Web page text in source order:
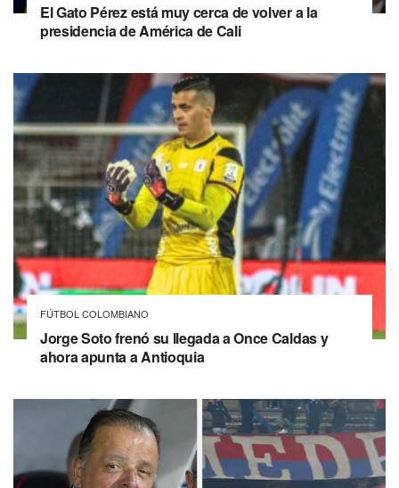
El Gato Pérez está muy cerca de volver a la
presidencia de América de Cali
FÚTBOL COLOMBIANO
Jorge Soto frenó su llegada a Once Caldas y
ahora apunta a Antioquia